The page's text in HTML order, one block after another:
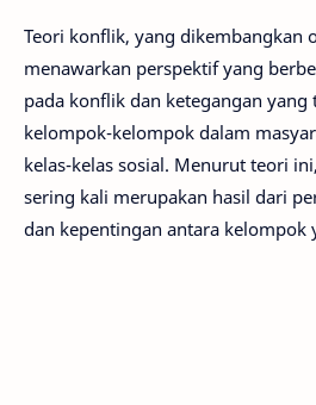
Teori konflik, yang dikembangkan
menawarkan perspektif yang
pada konflik dan ketegangan yang
kelompok-kelompok dalam
kelas-kelas sosial. Menurut teori
sering kali merupakan hasil dari
dan kepentingan antara kelompok